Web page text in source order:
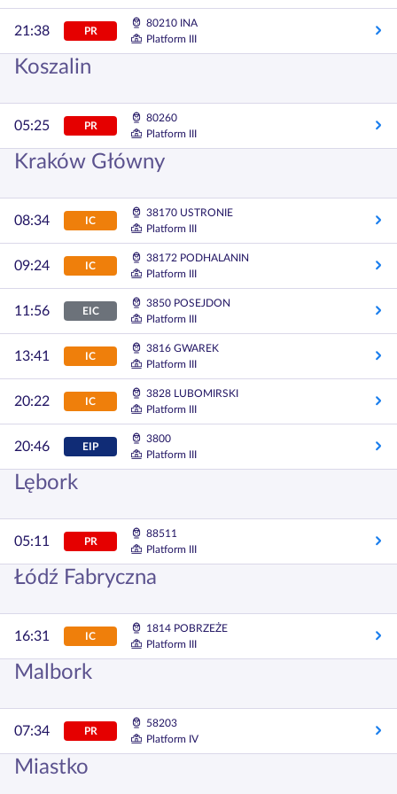
21:38 PR
80210 INA
Platform III
Koszalin
05:25 PR
80260
Platform III
Kraków Główny
08:34 IC
38170 USTRONIE
Platform III
09:24 IC
38172 PODHALANIN
Platform III
11:56 EIC
3850 POSEJDON
Platform III
13:41 IC
3816 GWAREK
Platform III
20:22 IC
3828 LUBOMIRSKI
Platform III
20:46 EIP
3800
Platform III
Lębork
05:11 PR
88511
Platform III
Łódź Fabryczna
16:31 IC
1814 POBRZEŻE
Platform III
Malbork
07:34 PR
58203
Platform IV
Miastko